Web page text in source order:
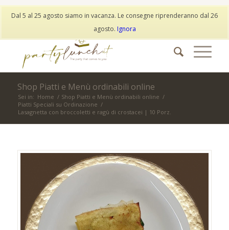
My Account
Wishlist
Shop Piatti e Menù ordinabili online
Sei in: Home / Shop Piatti e Menù ordinabili online /
Piatti Speciali su Ordinazione /
Lasagnetta con broccoletti e ragù di crostacei | 10 Porz.
Dal 5 al 25 agosto siamo in vacanza. Le consegne riprenderanno dal 26
agosto. Ignora